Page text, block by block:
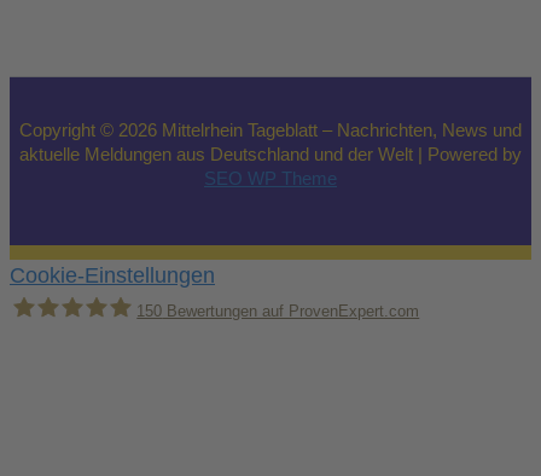
Copyright © 2026 Mittelrhein Tageblatt – Nachrichten, News und
aktuelle Meldungen aus Deutschland und der Welt | Powered by
SEO WP Theme
Cookie-Einstellungen
150 Bewertungen auf ProvenExpert.com